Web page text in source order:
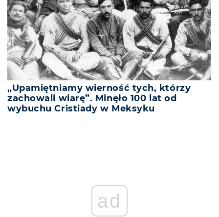
„Upamiętniamy wierność tych, którzy
zachowali wiarę”. Minęło 100 lat od
wybuchu Cristiady w Meksyku
ad